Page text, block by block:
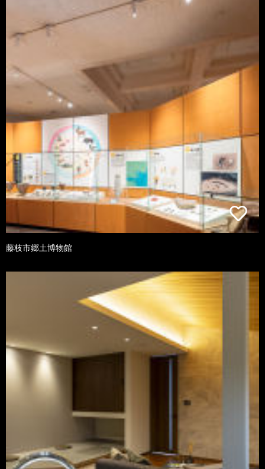
藤枝市郷土博物館